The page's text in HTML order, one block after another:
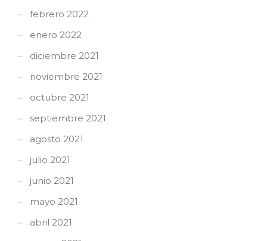
febrero 2022
enero 2022
diciembre 2021
noviembre 2021
octubre 2021
septiembre 2021
agosto 2021
julio 2021
junio 2021
mayo 2021
abril 2021